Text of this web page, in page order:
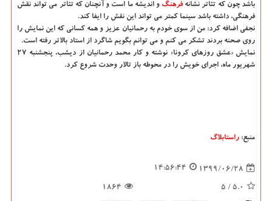
باشد چون که تئاتر نشانه فرهنگ و اندیشه ما است و آنچنان که تئاتر می تواند نقش
فرهنگی، داشته باشد سینما کمتر می تواند این نقش را ایفا کند.
نجفی اضافه کرد: من از سوی خودم به رحمانیان عزیز و همه کسانی که این نمایش را
روی صحنه بردند تشکر می کنم و می توانم بگویم شاگرد از استاد بالاتر رفته است.
نمایش «عشق روزهای کرونا» نوشته و کار محمد رحمانیان از دیشب، پنجشنبه ۲۷
شهریور ماه، اجرای خویش را در محوطه باز تالار وحدت شروع کرد.
منبع: راستابلاگ
1399/06/28
14:56:44
5.0
/ 5
1864